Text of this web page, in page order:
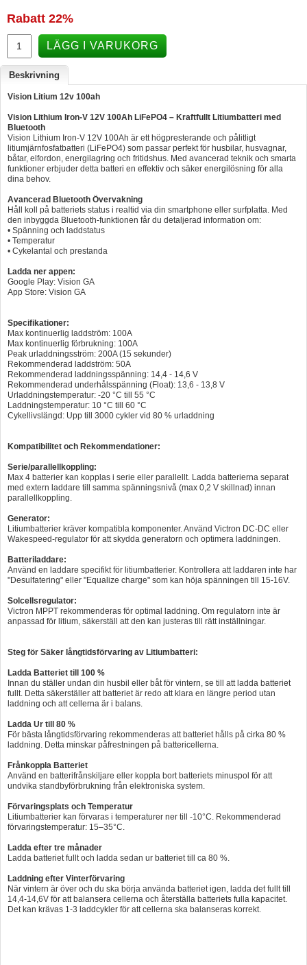
Webasto - Dieselvärmare
Kamasa Tools - Verktyg
Calix - Packline - Takboxar
Thule - Takboxar
Thule - Lasthållare
LAGERRENSING
Begagnade Motorer & Båtar
Rabatt 22%
LÄGG I VARUKORG
Beskrivning
Vision Litium 12v 100ah
Vision Lithium Iron-V 12V 100Ah LiFePO4 – Kraftfullt Litiumbatteri med
Bluetooth
Vision Lithium Iron-V 12V 100Ah är ett högpresterande och pålitligt
litiumjärnfosfatbatteri (LiFePO4) som passar perfekt för husbilar, husvagnar,
båtar, elfordon, energilagring och fritidshus. Med avancerad teknik och smarta
funktioner erbjuder detta batteri en effektiv och säker energilösning för alla
dina behov.
Avancerad Bluetooth Övervakning
Håll koll på batteriets status i realtid via din smartphone eller surfplatta. Med
den inbyggda Bluetooth-funktionen får du detaljerad information om:
• Spänning och laddstatus
• Temperatur
• Cykelantal och prestanda
Ladda ner appen:
Google Play: Vision GA
App Store: Vision GA
Specifikationer:
Max kontinuerlig laddström: 100A
Max kontinuerlig förbrukning: 100A
Peak urladdningsström: 200A (15 sekunder)
Rekommenderad laddström: 50A
Rekommenderad laddningsspänning: 14,4 - 14,6 V
Rekommenderad underhålsspänning (Float): 13,6 - 13,8 V
Urladdningstemperatur: -20 °C till 55 °C
Laddningstemperatur: 10 °C till 60 °C
Cykellivslängd: Upp till 3000 cykler vid 80 % urladdning
Kompatibilitet och Rekommendationer:
Serie/parallellkoppling:
Max 4 batterier kan kopplas i serie eller parallellt. Ladda batterierna separat
med extern laddare till samma spänningsnivå (max 0,2 V skillnad) innan
parallellkoppling.
Generator:
Litiumbatterier kräver kompatibla komponenter. Använd Victron DC-DC eller
Wakespeed-regulator för att skydda generatorn och optimera laddningen.
Batteriladdare:
Använd en laddare specifikt för litiumbatterier. Kontrollera att laddaren inte har
"Desulfatering" eller "Equalize charge" som kan höja spänningen till 15-16V.
Solcellsregulator:
Victron MPPT rekommenderas för optimal laddning. Om regulatorn inte är
anpassad för litium, säkerställ att den kan justeras till rätt inställningar.
Steg för Säker långtidsförvaring av Litiumbatteri:
Ladda Batteriet till 100 %
Innan du ställer undan din husbil eller båt för vintern, se till att ladda batteriet
fullt. Detta säkerställer att batteriet är redo att klara en längre period utan
laddning och att cellerna är i balans.
Ladda Ur till 80 %
För bästa långtidsförvaring rekommenderas att batteriet hålls på cirka 80 %
laddning. Detta minskar påfrestningen på battericellerna.
Frånkoppla Batteriet
Använd en batterifrånskiljare eller koppla bort batteriets minuspol för att
undvika standbyförbrukning från elektroniska system.
Förvaringsplats och Temperatur
Litiumbatterier kan förvaras i temperaturer ner till -10°C. Rekommenderad
förvaringstemperatur: 15–35°C.
Ladda efter tre månader
Ladda batteriet fullt och ladda sedan ur batteriet till ca 80 %.
Laddning efter Vinterförvaring
När vintern är över och du ska börja använda batteriet igen, ladda det fullt till
14,4-14,6V för att balansera cellerna och återställa batteriets fulla kapacitet.
Det kan krävas 1-3 laddcykler för att cellerna ska balanseras korrekt.